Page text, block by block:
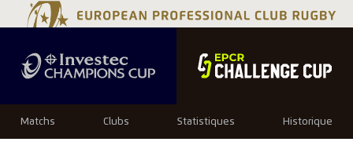
Matchs Clubs Statistiques Historique
34 16